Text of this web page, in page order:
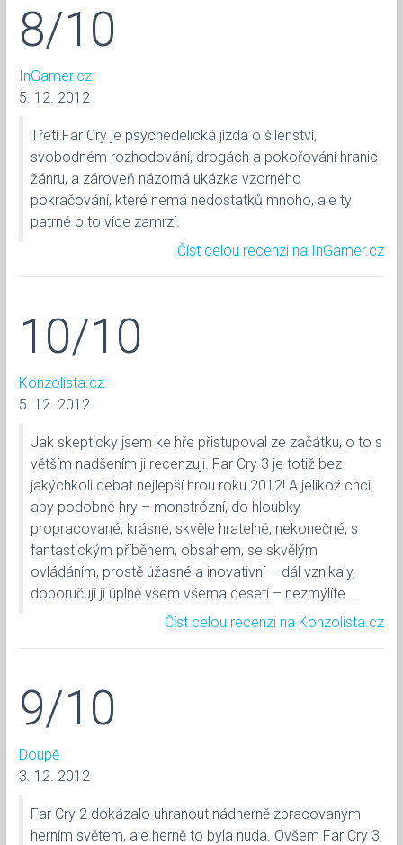
8/10
InGamer.cz
5. 12. 2012
Třetí Far Cry je psychedelická jízda o šílenství,
svobodném rozhodování, drogách a pokořování hranic
žánru, a zároveň názorná ukázka vzorného
pokračování, které nemá nedostatků mnoho, ale ty
patrné o to více zamrzí.
Číst celou recenzi na InGamer.cz
10/10
Konzolista.cz
5. 12. 2012
Jak skepticky jsem ke hře přistupoval ze začátku, o to s
větším nadšením ji recenzuji. Far Cry 3 je totiž bez
jakýchkoli debat nejlepší hrou roku 2012! A jelikož chci,
aby podobné hry – monstrózní, do hloubky
propracované, krásné, skvěle hratelné, nekonečné, s
fantastickým příběhem, obsahem, se skvělým
ovládáním, prostě úžasné a inovativní – dál vznikaly,
doporučuji ji úplně všem všema deseti – nezmýlíte...
Číst celou recenzi na Konzolista.cz
9/10
Doupě
3. 12. 2012
Far Cry 2 dokázalo uhranout nádherně zpracovaným
herním světem, ale herně to byla nuda. Ovšem Far Cry 3,